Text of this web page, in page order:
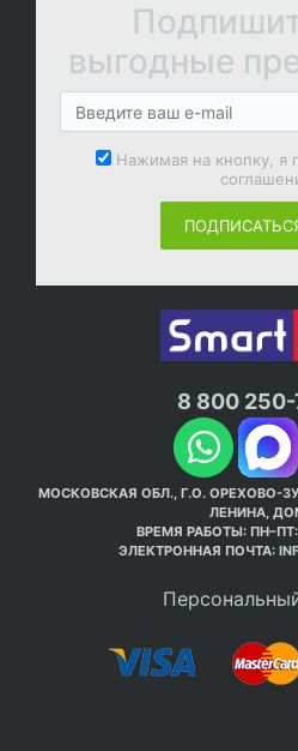
выгодные
Нажимая на кнопку, я
8 800
МОСКОВСКАЯ ОБЛ., Г.О. ОРЕХОВО-
ЛЕНИНА,
ВРЕМЯ РАБОТЫ: ПН–ПТ:
ЭЛЕКТРОННАЯ ПОЧТА: